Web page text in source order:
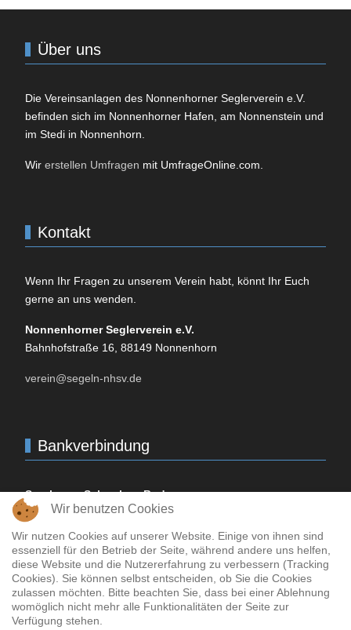
Über uns
Die Vereinsanlagen des Nonnenhorner Seglerverein e.V.
befinden sich im Nonnenhorner Hafen, am Nonnenstein und
im Stedi in Nonnenhorn.
Wir erstellen Umfragen mit UmfrageOnline.com.
Kontakt
Wenn Ihr Fragen zu unserem Verein habt, könnt Ihr Euch
gerne an uns wenden.
Non­nen­horner Seglerverein e.V.
Bahnhofstraße 16, 88149 Non­nen­horn
verein@segeln-nhsv.de
Bankverbindung
Sparkasse Schwaben-Bodensee
IBAN-Code:DE10 7315 0000 0000 5067 25
/SWIFT-Code: BYLADEM 1MLM
Bodensee­bank
IBAN-Code:DE72 7336 9821 0000 0069 71
BIC/SWIFT-Code:GENODEF1LBB
Wir benutzen Cookies
Wir nutzen Cookies auf unserer Website. Einige von ihnen sind
essenziell für den Betrieb der Seite, während andere uns helfen,
diese Website und die Nutzererfahrung zu verbessern (Tracking
Cookies). Sie können selbst entscheiden, ob Sie die Cookies
zulassen möchten. Bitte beachten Sie, dass bei einer Ablehnung
womöglich nicht mehr alle Funktionalitäten der Seite zur
Verfügung stehen.